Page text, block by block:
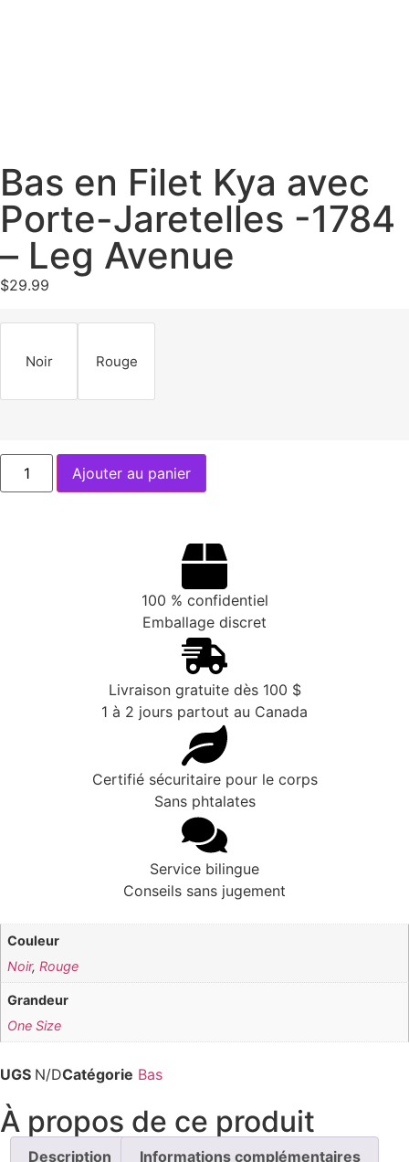
Bas en Filet Kya avec
Porte-Jaretelles -1784
– Leg Avenue
$29.99
Noir Rouge
Ajouter au panier
100 % confidentiel
Emballage discret
Livraison gratuite dès 100 $
1 à 2 jours partout au Canada
Certifié sécuritaire pour le corps
Sans phtalates
Service bilingue
Conseils sans jugement
Couleur
Noir,Rouge
Grandeur
One Size
UGS N/DCatégorie Bas
À propos de ce produit
Description Informations complémentaires